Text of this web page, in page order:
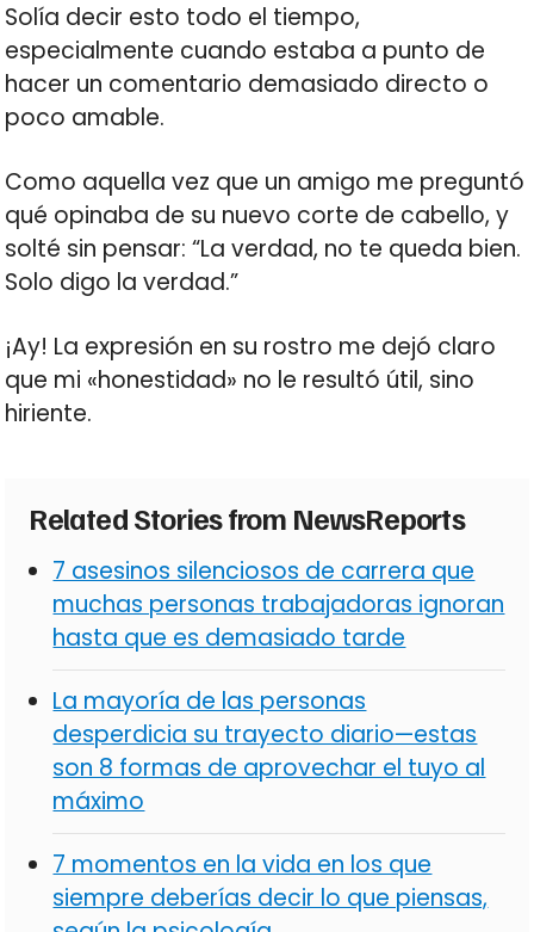
Solía decir esto todo el tiempo,
especialmente cuando estaba a punto de
hacer un comentario demasiado directo o
poco amable.
Como aquella vez que un amigo me preguntó
qué opinaba de su nuevo corte de cabello, y
solté sin pensar: “La verdad, no te queda bien.
Solo digo la verdad.”
¡Ay! La expresión en su rostro me dejó claro
que mi «honestidad» no le resultó útil, sino
hiriente.
Related Stories from NewsReports
7 asesinos silenciosos de carrera que
muchas personas trabajadoras ignoran
hasta que es demasiado tarde
La mayoría de las personas
desperdicia su trayecto diario—estas
son 8 formas de aprovechar el tuyo al
máximo
7 momentos en la vida en los que
siempre deberías decir lo que piensas,